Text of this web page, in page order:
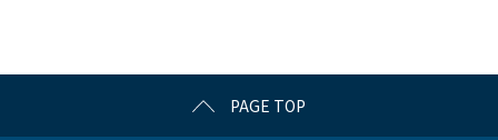
k
PAGE TOP